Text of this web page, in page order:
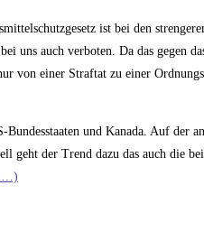
ist bei den
uns auch verboten. Da das gegen
von einer Straftat zu einer
und Kanada. Auf der
geht der Trend dazu das auch die
…)